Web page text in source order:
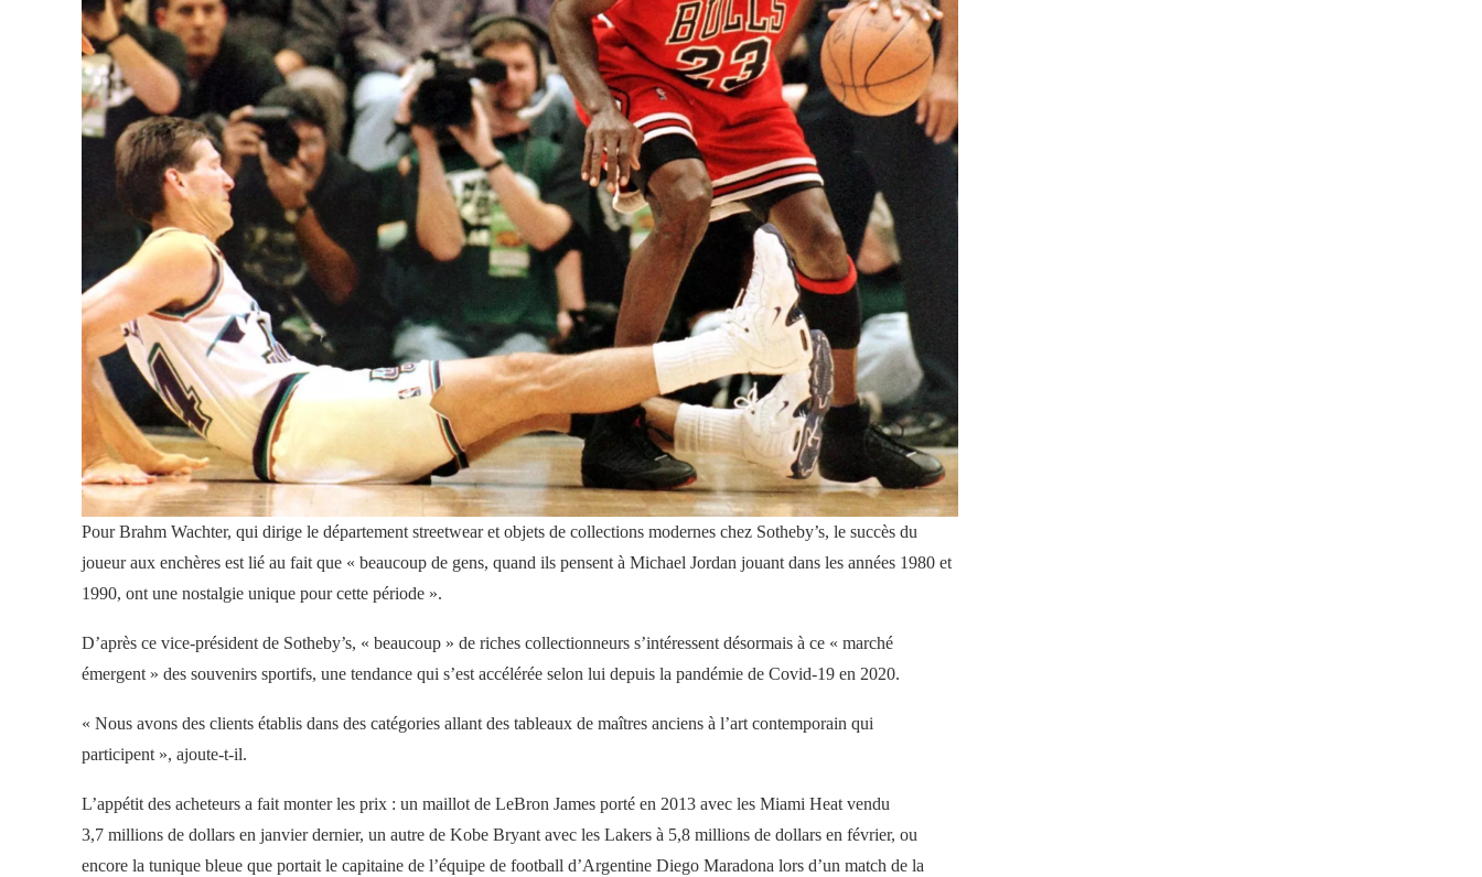
Pour Brahm Wachter, qui dirige le département streetwear et objets de collections modernes chez Sotheby’s, le succès du
joueur aux enchères est lié au fait que « beaucoup de gens, quand ils pensent à Michael Jordan jouant dans les années 1980 et
1990, ont une nostalgie unique pour cette période ».
D’après ce vice-président de Sotheby’s, « beaucoup » de riches collectionneurs s’intéressent désormais à ce « marché
émergent » des souvenirs sportifs, une tendance qui s’est accélérée selon lui depuis la pandémie de Covid-19 en 2020.
« Nous avons des clients établis dans des catégories allant des tableaux de maîtres anciens à l’art contemporain qui
participent », ajoute-t-il.
L’appétit des acheteurs a fait monter les prix : un maillot de LeBron James porté en 2013 avec les Miami Heat vendu
3,7 millions de dollars en janvier dernier, un autre de Kobe Bryant avec les Lakers à 5,8 millions de dollars en février, ou
encore la tunique bleue que portait le capitaine de l’équipe de football d’Argentine Diego Maradona lors d’un match de la